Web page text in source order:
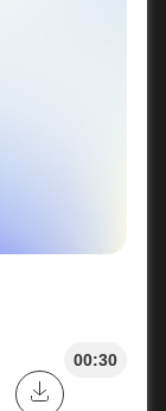
00:30